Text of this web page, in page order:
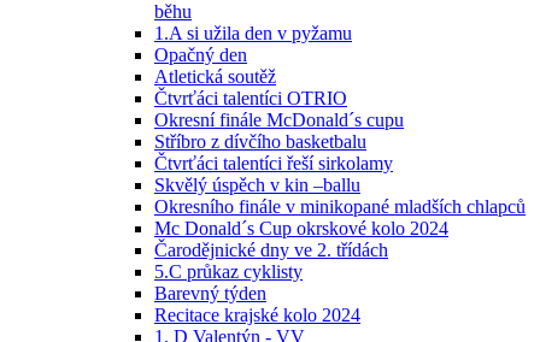
běhu
1.A si užila den v pyžamu
Opačný den
Atletická soutěž
Čtvrťáci talentíci OTRIO
Okresní finále McDonald´s cupu
Stříbro z dívčího basketbalu
Čtvrťáci talentíci řeší sirkolamy
Skvělý úspěch v kin –ballu
Okresního finále v minikopané mladších chlapců
Mc Donald´s Cup okrskové kolo 2024
Čarodějnické dny ve 2. třídách
5.C průkaz cyklisty
Barevný týden
Recitace krajské kolo 2024
1. D Valentýn - VV